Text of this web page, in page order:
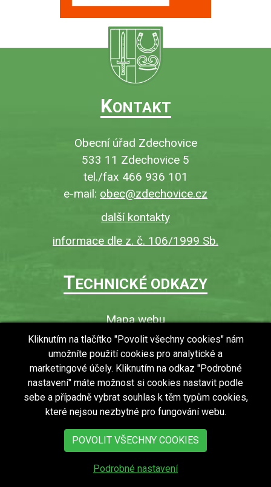
KONTAKT
Obecní úřad Zdechovice
533 11 Zdechovice 5
tel./fax 466 936 101
e-mail: obec@zdechovice.cz
další kontakty
informace dle z. č. 106/1999 Sb.
TECHNICKÉ ODKAZY
Mapa webu
O webu
Povinně zveřejňované informace
Ochrana osobních údajů (GDPR)
Vyhledávání
RSS
Bezbariérový přístup v obci
copyright © 2018 - 2026Obec Zdechovice
Kliknutím na tlačítko "Povolit všechny cookies" nám
umožníte použití cookies pro analytické a
marketingové účely. Kliknutím na odkaz "Podrobné
nastavení" máte možnost si cookies nastavit podle
sebe a případně vybrat souhlas k těm typům cookies,
které nejsou nezbytné pro fungování webu.
POVOLIT VŠECHNY COOKIES
Podrobné nastavení